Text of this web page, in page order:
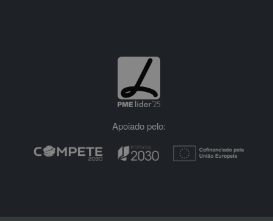
Apoiado pelo: